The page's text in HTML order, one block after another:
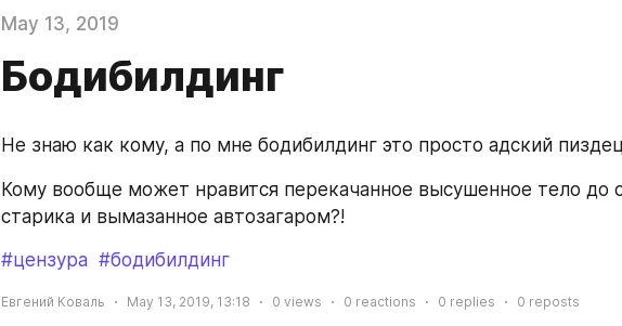
May 13, 2019
Бодибилдинг
Не знаю как кому, а по мне бодибилдинг это просто адский
Кому вообще может нравится перекачанное высушенное тело до
старика и вымазанное автозагаром?!
#цензура #бодибилдинг
Евгений Коваль May 13, 2019, 13:18 0 views 0 reactions 0 replies 0 reposts